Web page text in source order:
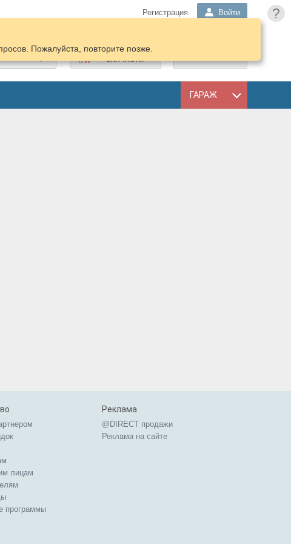
?
Регистрация Войти
ПОДОБРАТЬ
ЗАПЧАСТИ
ГАРАЖ
Пожалуйста, повторите позже.
лицам
программы
Реклама
@DIRECT продажи
Реклама на сайте